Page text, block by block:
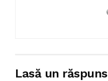
Lasă un răspuns